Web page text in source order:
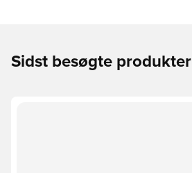
Sidst besøgte produkter